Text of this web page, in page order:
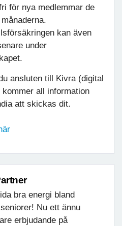
för nya medlemmar de
kan även
under
ansluten till Kivra (digital
kommer all information
att skickas dit.
bra energi bland
Nu ett ännu
erbjudande på